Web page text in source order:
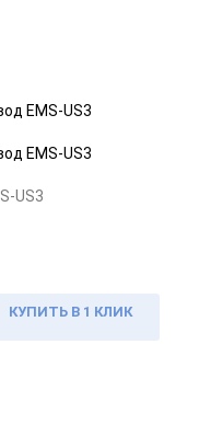
US3
КУПИТЬ В 1 КЛИК